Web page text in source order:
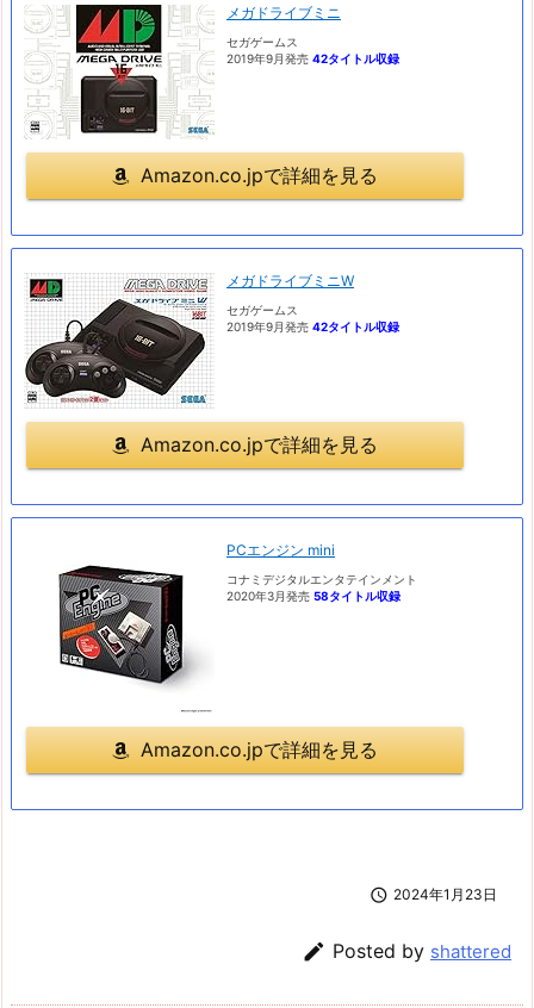
メガドライブミニ
セガゲームス
2019年9月発売 42タイトル収録
Amazon.co.jpで詳細を見る
メガドライブミニW
セガゲームス
2019年9月発売 42タイトル収録
Amazon.co.jpで詳細を見る
PCエンジン mini
コナミデジタルエンタテインメント
2020年3月発売 58タイトル収録
Amazon.co.jpで詳細を見る
 2024年1月23日
 Posted by shattered